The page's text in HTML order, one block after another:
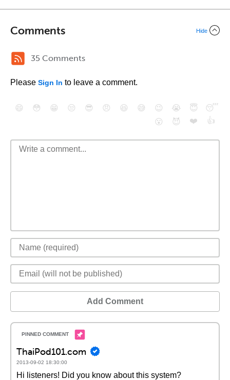
Comments Hide
35 Comments
Please Sign In to leave a comment.
😄 😳 😁 😒 😎 😠 😆 😅 😉 😭 😇
😴
😮
😈 ❤️ 👍
Add Comment
ThaiPod101.com
2013-09-02 18:30:00
Hi listeners! Did you know about this system?